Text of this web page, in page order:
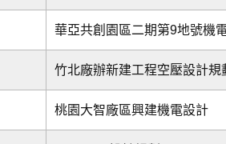
華亞共創園區二期第9地號機
竹北廠辦新建工程空壓設計規
桃園大智廠區興建機電設計